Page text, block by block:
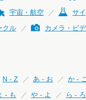
宇宙・航空
サ
クル
カメラ・ビ
N - Z あ - お
か -
- も や - よ
ら - ろ